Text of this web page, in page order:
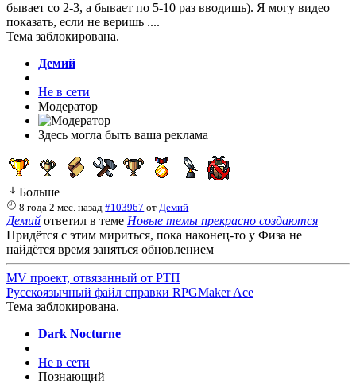
бывает со 2-3, а бывает по 5-10 раз вводишь). Я могу видео
показать, если не веришь ....
Тема заблокирована.
Демий
Не в сети
Модератор
Здесь могла быть ваша реклама
Больше
8 года 2 мес. назад #103967 от Демий
Демий ответил в теме Новые темы прекрасно создаются
Придётся с этим мириться, пока наконец-то у Физа не
найдётся время заняться обновлением
MV проект, отвязанный от РТП
Русскоязычный файл справки RPGMaker Ace
Тема заблокирована.
Dark Nocturne
Не в сети
Познающий